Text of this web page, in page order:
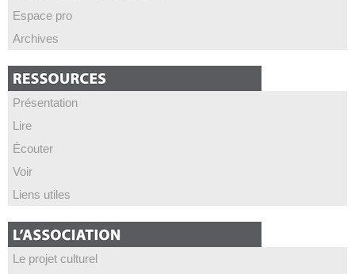
Espace pro
Archives
Présentation
Lire
Écouter
Voir
Liens utiles
Le projet culturel